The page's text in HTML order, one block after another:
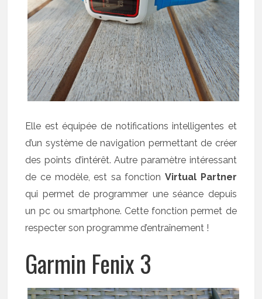
Elle est équipée de notifications intelligentes et
d’un système de navigation permettant de créer
des points d’intérêt. Autre paramètre intéressant
de ce modèle, est sa fonction Virtual Partner
qui permet de programmer une séance depuis
un pc ou smartphone. Cette fonction permet de
respecter son programme d’entraînement !
Garmin Fenix 3